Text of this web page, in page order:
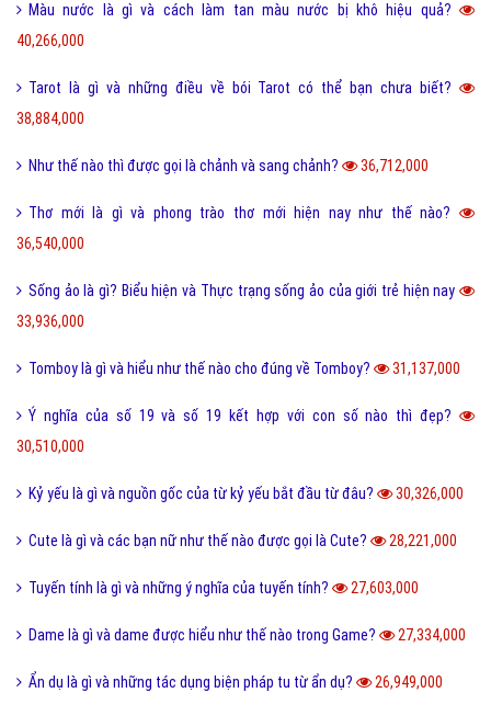
Màu nước là gì và cách làm tan màu nước bị khô hiệu quả?
40,266,000
Tarot là gì và những điều về bói Tarot có thể bạn chưa biết?
38,884,000
Như thế nào thì được gọi là chảnh và sang chảnh? 36,712,000
Thơ mới là gì và phong trào thơ mới hiện nay như thế nào?
36,540,000
Sống ảo là gì? Biểu hiện và Thực trạng sống ảo của giới trẻ hiện nay
33,936,000
Tomboy là gì và hiểu như thế nào cho đúng về Tomboy? 31,137,000
Ý nghĩa của số 19 và số 19 kết hợp với con số nào thì đẹp?
30,510,000
Kỷ yếu là gì và nguồn gốc của từ kỷ yếu bắt đầu từ đâu? 30,326,000
Cute là gì và các bạn nữ như thế nào được gọi là Cute? 28,221,000
Tuyến tính là gì và những ý nghĩa của tuyến tính? 27,603,000
Dame là gì và dame được hiểu như thế nào trong Game? 27,334,000
Ẩn dụ là gì và những tác dụng biện pháp tu từ ẩn dụ? 26,949,000